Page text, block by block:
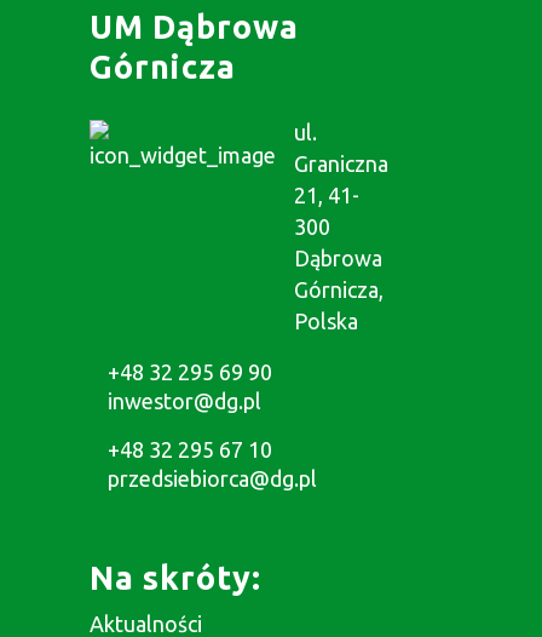
UM Dąbrowa
Górnicza
ul.
Graniczna
21, 41-
300
Dąbrowa
Górnicza,
Polska
+48 32 295 69 90
inwestor@dg.pl
+48 32 295 67 10
przedsiebiorca@dg.pl
Na skróty:
Aktualności